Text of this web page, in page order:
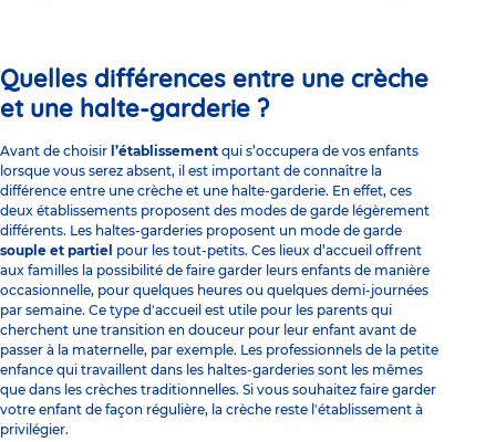
Quelles différences entre une crèche
et une halte-garderie ?
Avant de choisir l’établissement qui s’occupera de vos enfants
lorsque vous serez absent, il est important de connaître la
différence entre une crèche et une halte-garderie. En effet, ces
deux établissements proposent des modes de garde légèrement
différents. Les haltes-garderies proposent un mode de garde
souple et partiel pour les tout-petits. Ces lieux d’accueil offrent
aux familles la possibilité de faire garder leurs enfants de manière
occasionnelle, pour quelques heures ou quelques demi-journées
par semaine. Ce type d'accueil est utile pour les parents qui
cherchent une transition en douceur pour leur enfant avant de
passer à la maternelle, par exemple. Les professionnels de la petite
enfance qui travaillent dans les haltes-garderies sont les mêmes
que dans les crèches traditionnelles. Si vous souhaitez faire garder
votre enfant de façon régulière, la crèche reste l'établissement à
privilégier.